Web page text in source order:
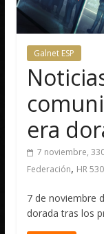
Galnet ESP
era
7 noviembre,
Federación, HR
7 de noviembre
dorada tras los